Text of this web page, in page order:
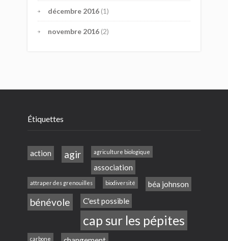
décembre 2016 (1)
novembre 2016 (2)
Étiquettes
action agir agriculture biologique
association
attraper des grenouilles biodiversité béa johnson
bénévole C'est possible
cap sur les pépites
carbone